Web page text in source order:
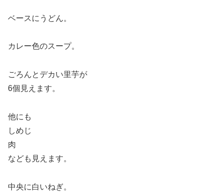
ベースにうどん。
カレー色のスープ。
ごろんとデカい里芋が
6個見えます。
他にも
しめじ
肉
なども見えます。
中央に白いねぎ。